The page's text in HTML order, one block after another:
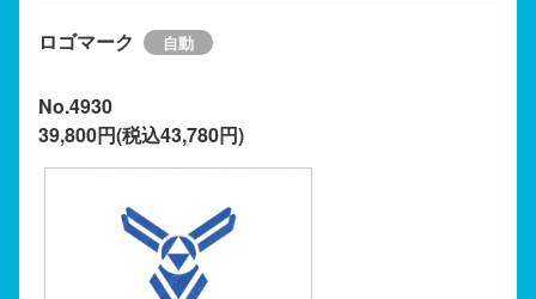
ロゴマーク
No.4930
39,800円(税込43,780円)